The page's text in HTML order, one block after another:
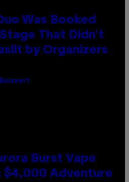
Was Booked
That Didn’t
by Organizers
Burst Vape
$4,000 Adventure